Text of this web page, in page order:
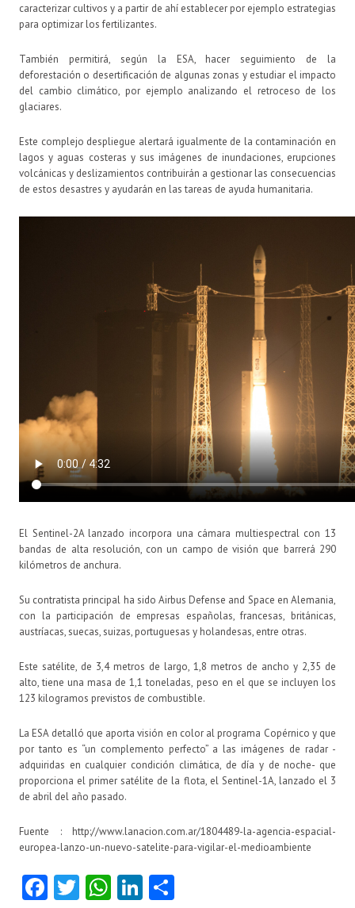
caracterizar cultivos y a partir de ahí establecer por ejemplo estrategias
para optimizar los fertilizantes.
También permitirá, según la ESA, hacer seguimiento de la
deforestación o desertificación de algunas zonas y estudiar el impacto
del cambio climático, por ejemplo analizando el retroceso de los
glaciares.
Este complejo despliegue alertará igualmente de la contaminación en
lagos y aguas costeras y sus imágenes de inundaciones, erupciones
volcánicas y deslizamientos contribuirán a gestionar las consecuencias
de estos desastres y ayudarán en las tareas de ayuda humanitaria.
El Sentinel-2A lanzado incorpora una cámara multiespectral con 13
bandas de alta resolución, con un campo de visión que barrerá 290
kilómetros de anchura.
Su contratista principal ha sido Airbus Defense and Space en Alemania,
con la participación de empresas españolas, francesas, británicas,
austríacas, suecas, suizas, portuguesas y holandesas, entre otras.
Este satélite, de 3,4 metros de largo, 1,8 metros de ancho y 2,35 de
alto, tiene una masa de 1,1 toneladas, peso en el que se incluyen los
123 kilogramos previstos de combustible.
La ESA detalló que aporta visión en color al programa Copérnico y que
por tanto es “un complemento perfecto” a las imágenes de radar -
adquiridas en cualquier condición climática, de día y de noche- que
proporciona el primer satélite de la flota, el Sentinel-1A, lanzado el 3
de abril del año pasado.
Fuente : http://www.lanacion.com.ar/1804489-la-agencia-espacial-
europea-lanzo-un-nuevo-satelite-para-vigilar-el-medioambiente
Fa T W Li